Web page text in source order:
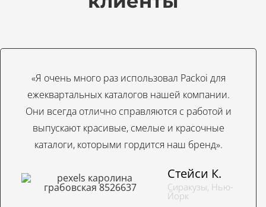
«Я очень много раз использовал Packoi для
ежеквартальных каталогов нашей компании.
Они всегда отлично справляются с работой и
выпускают красивые, смелые и красочные
каталоги, которыми гордится наш бренд».
Стейси К.
Сиракузы, Нью-
Йорк